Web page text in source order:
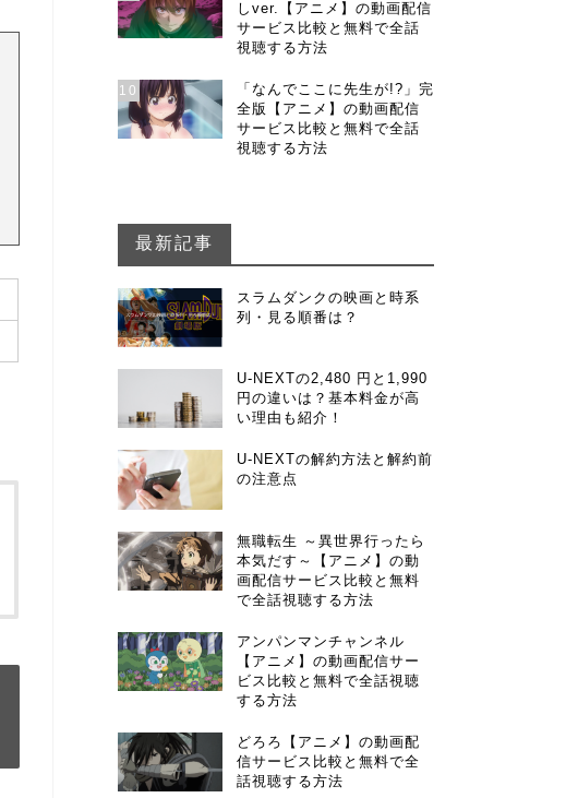
しver.【アニメ】の動画配信
サービス比較と無料で全話
視聴する方法
10
「なんでここに先生が!?」完
全版【アニメ】の動画配信
サービス比較と無料で全話
視聴する方法
最新記事
スラムダンクの映画と時系
列・見る順番は？
U-NEXTの2,480 円と1,990
円の違いは？基本料金が高
い理由も紹介！
U-NEXTの解約方法と解約前
の注意点
無職転生 ～異世界行ったら
本気だす～【アニメ】の動
画配信サービス比較と無料
で全話視聴する方法
アンパンマンチャンネル
【アニメ】の動画配信サー
ビス比較と無料で全話視聴
する方法
どろろ【アニメ】の動画配
信サービス比較と無料で全
話視聴する方法